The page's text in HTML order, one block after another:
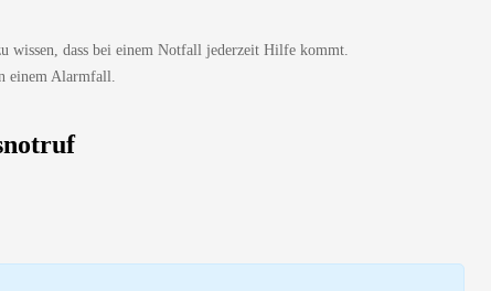
wissen, dass bei einem Notfall jederzeit Hilfe kommt.
einem Alarmfall.